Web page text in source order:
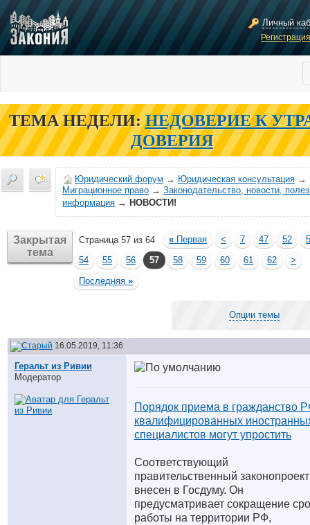
Личный
ТЕМА НЕДЕЛИ: НЕДОВЕРИЕ К
ДОВЕРИЯ
Юридический форум → Юридическая консультация →
Миграционное право → Законодательство, новости,
информация → НОВОСТИ!
Закрытая
тема
Страница 57 из 64 « Первая < 7 47 52
54
55 56 57 58 59 60 61 62
>
Последняя »
Опции темы
16.05.2019, 11:36
Геральт из Ривии
Модератор
Порядок приема в гражданство
квалифицированных
специалистов могут упростить
Соответствующий
правительственный законопроект
внесен в Госдуму. Он
предусматривает сокращение
работы на территории РФ,